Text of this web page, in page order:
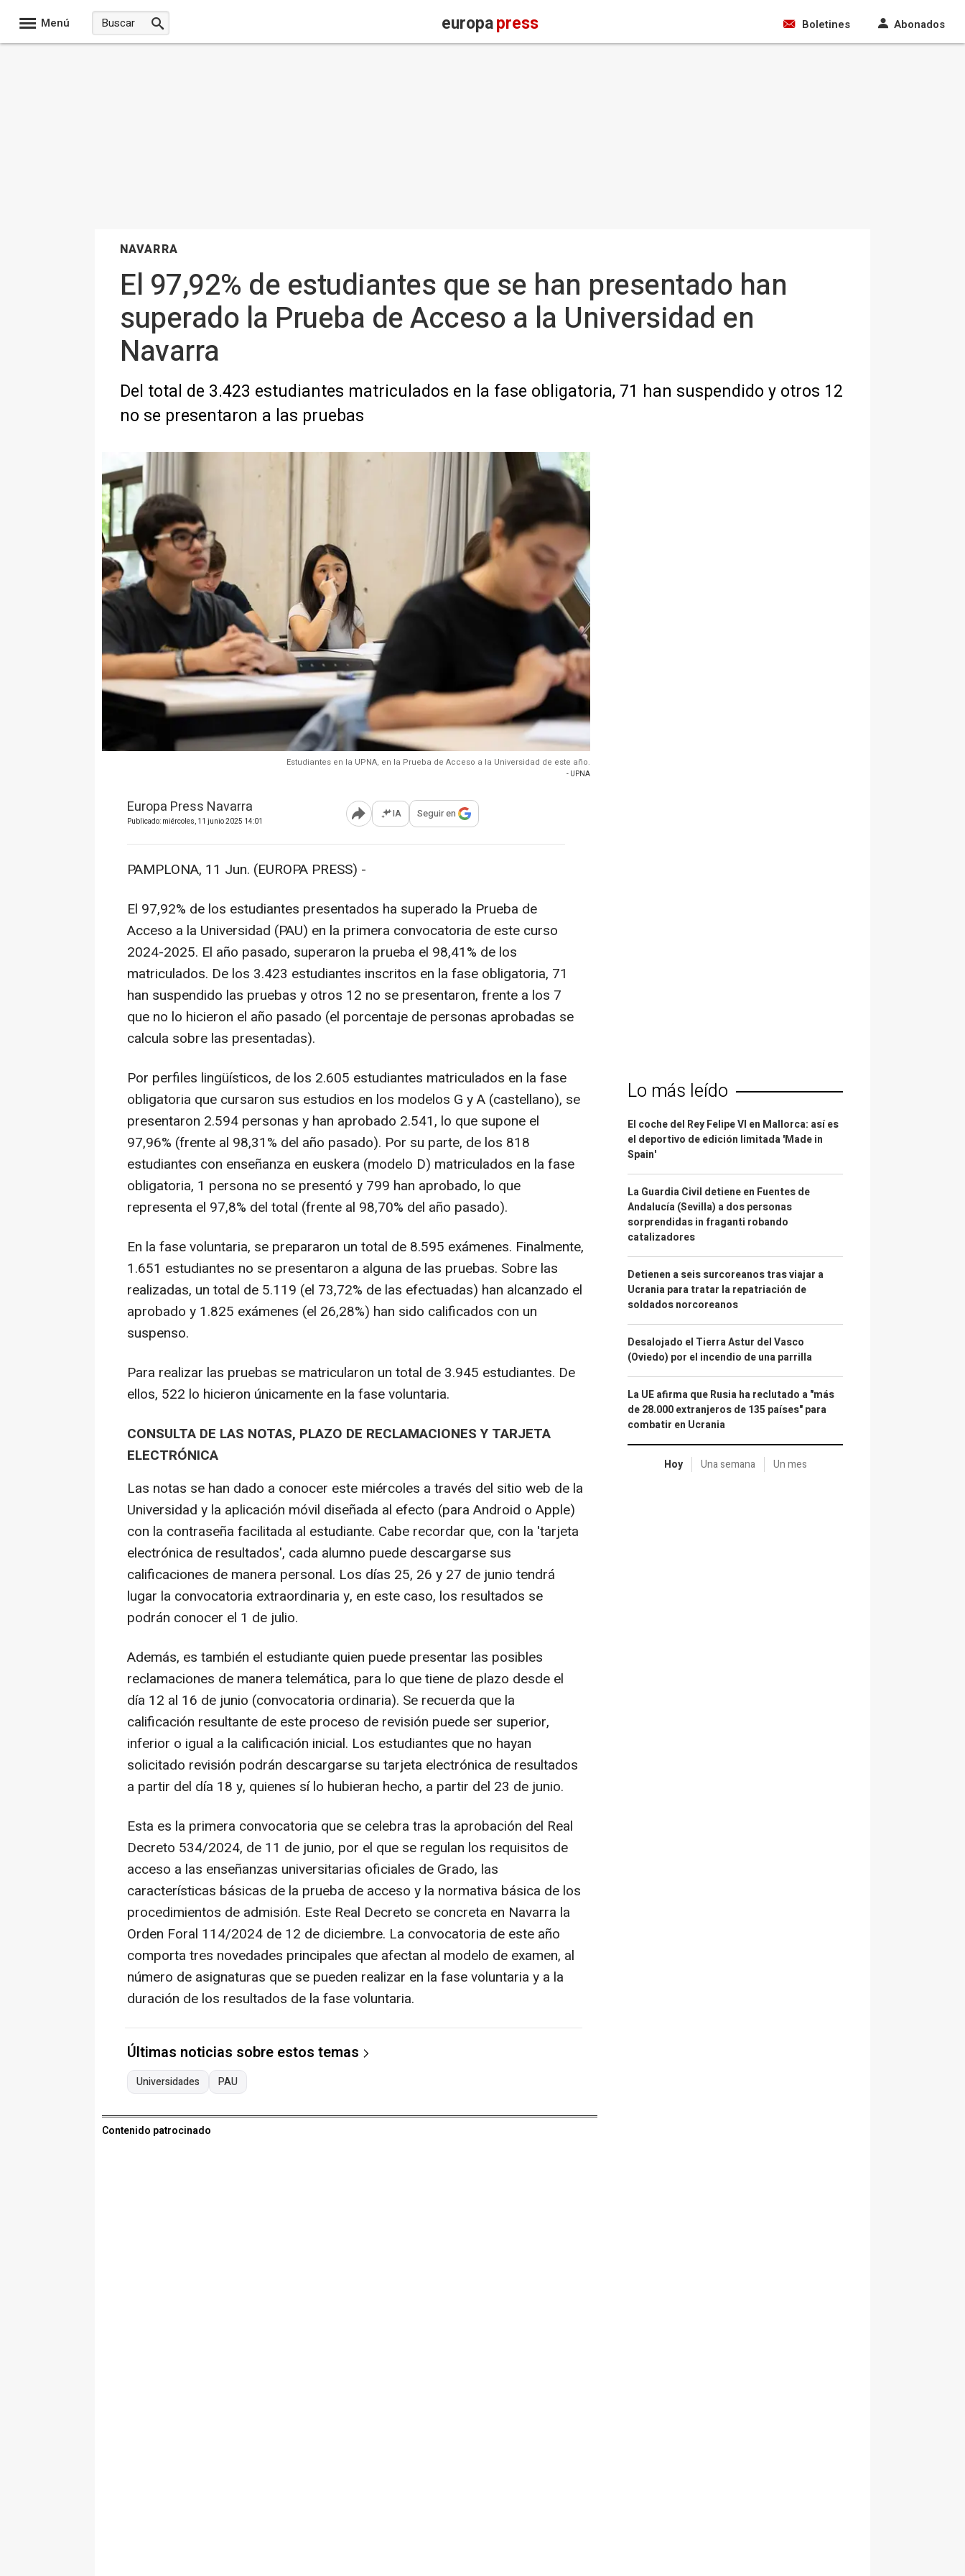
Menú europapress Boletines Abonados
NAVARRA
El 97,92% de estudiantes que se han presentado han
superado la Prueba de Acceso a la Universidad en
Navarra
Del total de 3.423 estudiantes matriculados en la fase obligatoria, 71 han suspendido y otros 12
no se presentaron a las pruebas
Estudiantes en la UPNA, en la Prueba de Acceso a la Universidad de este año.
- UPNA
Europa Press Navarra
Publicado: miércoles, 11 junio 2025 14:01 Abrir opciones para compartir
IA Seguir en
PAMPLONA, 11 Jun. (EUROPA PRESS) -
El 97,92% de los estudiantes presentados ha superado la Prueba de
Acceso a la Universidad (PAU) en la primera convocatoria de este curso
2024-2025. El año pasado, superaron la prueba el 98,41% de los
matriculados. De los 3.423 estudiantes inscritos en la fase obligatoria, 71
han suspendido las pruebas y otros 12 no se presentaron, frente a los 7
que no lo hicieron el año pasado (el porcentaje de personas aprobadas se
calcula sobre las presentadas).
Por perfiles lingüísticos, de los 2.605 estudiantes matriculados en la fase
obligatoria que cursaron sus estudios en los modelos G y A (castellano), se
presentaron 2.594 personas y han aprobado 2.541, lo que supone el
97,96% (frente al 98,31% del año pasado). Por su parte, de los 818
estudiantes con enseñanza en euskera (modelo D) matriculados en la fase
obligatoria, 1 persona no se presentó y 799 han aprobado, lo que
representa el 97,8% del total (frente al 98,70% del año pasado).
En la fase voluntaria, se prepararon un total de 8.595 exámenes. Finalmente,
1.651 estudiantes no se presentaron a alguna de las pruebas. Sobre las
realizadas, un total de 5.119 (el 73,72% de las efectuadas) han alcanzado el
aprobado y 1.825 exámenes (el 26,28%) han sido calificados con un
suspenso.
Para realizar las pruebas se matricularon un total de 3.945 estudiantes. De
ellos, 522 lo hicieron únicamente en la fase voluntaria.
CONSULTA DE LAS NOTAS, PLAZO DE RECLAMACIONES Y TARJETA
ELECTRÓNICA
Las notas se han dado a conocer este miércoles a través del sitio web de la
Universidad y la aplicación móvil diseñada al efecto (para Android o Apple)
con la contraseña facilitada al estudiante. Cabe recordar que, con la 'tarjeta
electrónica de resultados', cada alumno puede descargarse sus
calificaciones de manera personal. Los días 25, 26 y 27 de junio tendrá
lugar la convocatoria extraordinaria y, en este caso, los resultados se
podrán conocer el 1 de julio.
Además, es también el estudiante quien puede presentar las posibles
reclamaciones de manera telemática, para lo que tiene de plazo desde el
día 12 al 16 de junio (convocatoria ordinaria). Se recuerda que la
calificación resultante de este proceso de revisión puede ser superior,
inferior o igual a la calificación inicial. Los estudiantes que no hayan
solicitado revisión podrán descargarse su tarjeta electrónica de resultados
a partir del día 18 y, quienes sí lo hubieran hecho, a partir del 23 de junio.
Esta es la primera convocatoria que se celebra tras la aprobación del Real
Decreto 534/2024, de 11 de junio, por el que se regulan los requisitos de
acceso a las enseñanzas universitarias oficiales de Grado, las
características básicas de la prueba de acceso y la normativa básica de los
procedimientos de admisión. Este Real Decreto se concreta en Navarra la
Orden Foral 114/2024 de 12 de diciembre. La convocatoria de este año
comporta tres novedades principales que afectan al modelo de examen, al
número de asignaturas que se pueden realizar en la fase voluntaria y a la
duración de los resultados de la fase voluntaria.
Últimas noticias sobre estos temas
Universidades PAU
Contenido patrocinado
Lo más leído
El coche del Rey Felipe VI en Mallorca: así es
el deportivo de edición limitada 'Made in
Spain'
La Guardia Civil detiene en Fuentes de
Andalucía (Sevilla) a dos personas
sorprendidas in fraganti robando
catalizadores
Detienen a seis surcoreanos tras viajar a
Ucrania para tratar la repatriación de
soldados norcoreanos
Desalojado el Tierra Astur del Vasco
(Oviedo) por el incendio de una parrilla
La UE afirma que Rusia ha reclutado a "más
de 28.000 extranjeros de 135 países" para
combatir en Ucrania
Hoy Una semana Un mes